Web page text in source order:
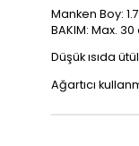
Manken Boy:
BAKIM: Max.
Düşük ısıda
Ağartıcı